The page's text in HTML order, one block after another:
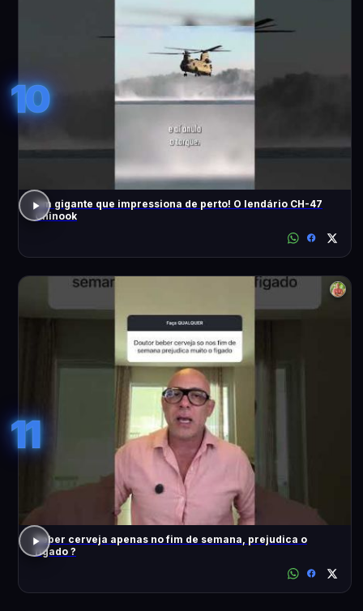
10
Um gigante que impressiona de perto! O lendário CH-47
Chinook
11
Beber cerveja apenas no fim de semana, prejudica o
fígado ?